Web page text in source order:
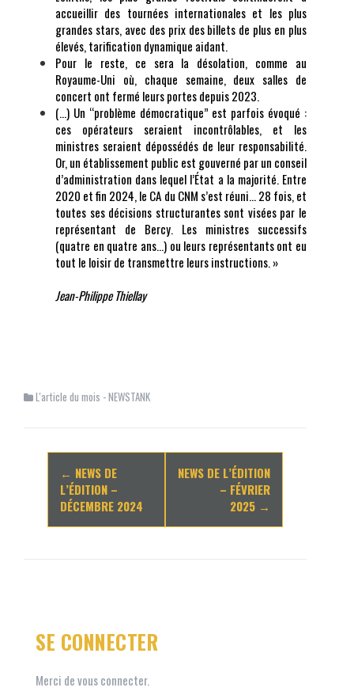
accueillir des tournées internationales et les plus
grandes stars, avec des prix des billets de plus en plus
élevés, tarification dynamique aidant.
Pour le reste, ce sera la désolation, comme au
Royaume-Uni où, chaque semaine, deux salles de
concert ont fermé leurs portes depuis 2023.
(…) Un “problème démocratique” est parfois évoqué :
ces opérateurs seraient incontrôlables, et les
ministres seraient dépossédés de leur responsabilité.
Or, un établissement public est gouverné par un conseil
d’administration dans lequel l’État a la majorité. Entre
2020 et fin 2024, le CA du CNM s’est réuni… 28 fois, et
toutes ses décisions structurantes sont visées par le
représentant de Bercy. Les ministres successifs
(quatre en quatre ans…) ou leurs représentants ont eu
tout le loisir de transmettre leurs instructions. »
Jean-Philippe Thiellay
L'article du mois - NEWSTANK
Navigation
d'article
← NEWS DE
L’ÉDITION –
DÉCEMBRE 2024
NEWS DE L’ÉDITION
– FÉVRIER
2025 →
SE CONNECTER
Merci de vous connecter.